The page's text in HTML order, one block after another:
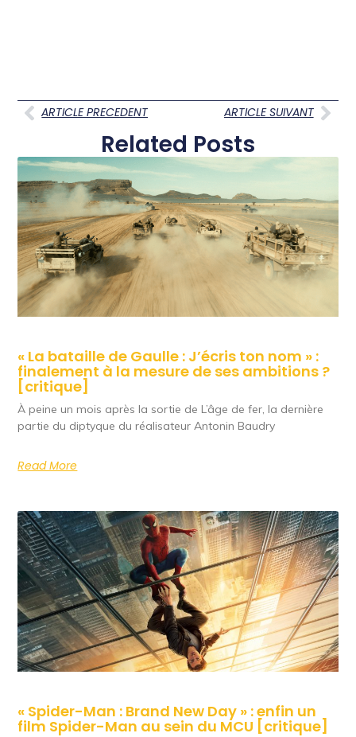
ARTICLE PRECEDENT ARTICLE SUIVANT
Related Posts
« La bataille de Gaulle : J’écris ton nom » :
finalement à la mesure de ses ambitions ?
[critique]
À peine un mois après la sortie de L’âge de fer, la dernière
partie du diptyque du réalisateur Antonin Baudry
Read More
« Spider-Man : Brand New Day » : enfin un
film Spider-Man au sein du MCU [critique]